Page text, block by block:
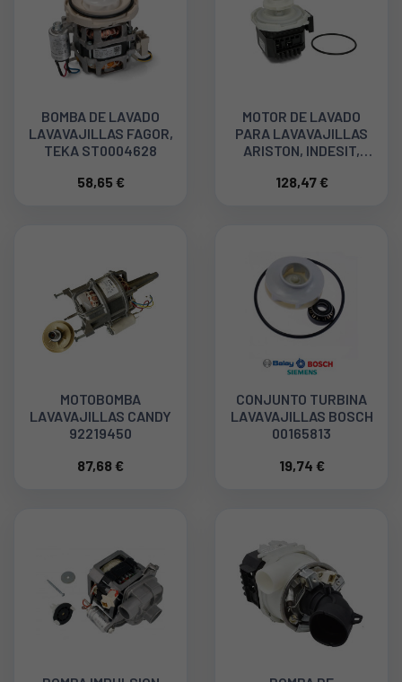
BOMBA DE LAVADO
LAVAVAJILLAS FAGOR,
TEKA ST0004628
58,65 €
MOTOR DE LAVADO
PARA LAVAVAJILLAS
ARISTON, INDESIT,
C00257903
128,47 €
MOTOBOMBA
LAVAVAJILLAS CANDY
92219450
87,68 €
CONJUNTO TURBINA
LAVAVAJILLAS BOSCH
00165813
19,74 €